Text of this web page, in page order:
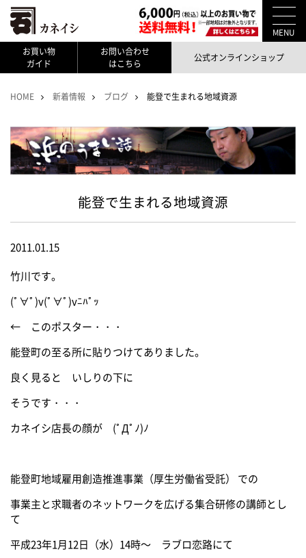
MENU
お買い物
ガイド
お問い合わせ
はこちら
公式オンラインショップ
HOME 新着情報 ブログ 能登で生まれる地域資源
能登で生まれる地域資源
2011.01.15
竹川です。
(ﾟ∀ﾟ)v(ﾟ∀ﾟ)vﾆﾊﾟｯ
← このポスター・・・
能登町の至る所に貼りつけてありました。
良く見ると いしりの下に
そうです・・・
カネイシ店長の顔が (ﾟДﾟﾉ)ﾉ
能登町地域雇用創造推進事業（厚生労働省受託） での
事業主と求職者のネットワークを広げる集合研修の講師とし
て
平成23年1月12日（水）14時～ ラブロ恋路にて